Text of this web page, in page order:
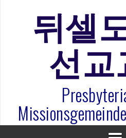
은퇴사-우
20260322 주안에 가만히
훈
뒤셀
선교